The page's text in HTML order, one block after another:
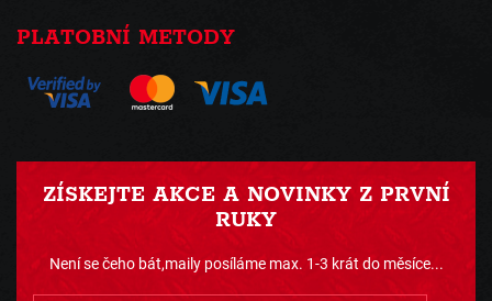
PLATOBNÍ METODY
ZÍSKEJTE AKCE A NOVINKY Z PRVNÍ
RUKY
Není se čeho bát,maily posíláme max. 1-3 krát do měsíce...